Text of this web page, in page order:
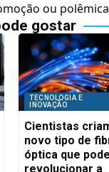
ou
gostar
TECNOLOGIA E
INOVAÇÃO
Cientistas
novo tipo de
óptica que pode
revolucionar a